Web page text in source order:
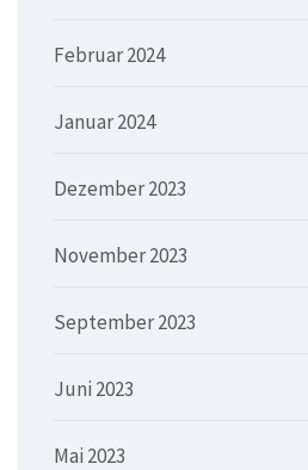
Februar 2024
Januar 2024
Dezember 2023
November 2023
September 2023
Juni 2023
Mai 2023